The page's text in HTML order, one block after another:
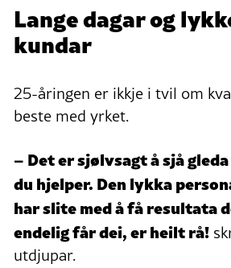
Lange dagar og
kundar
25-åringen er ikkje i tvil om
beste med yrket.
– Det er sjølvsagt å sjå
du hjelper. Den lykka
har slite med å få resultata
endelig får dei, er heilt rå!
utdjupar.